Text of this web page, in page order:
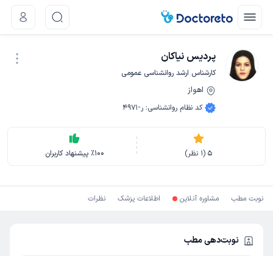
پردیس نیاکان
کارشناس ارشد روانشناسی عمومی
اهواز
کد نظام روانشناسی: ر-4971
5
(
1 نظر) ٪100 پیشنهاد کاربران
نوبت مطب مشاوره آنلاین اطلاعات پزشک نظرات
نوبت‌دهی مطب